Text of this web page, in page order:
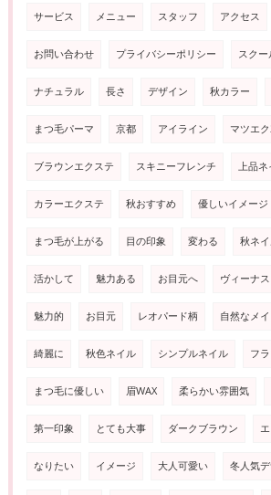
サービス メニュー スタッフ アクセス
お問い合わせ プライバシーポリシー スクー
ナチュラル 長さ デザイン 秋カラー
まつ毛パーマ 京都 アイライン マツエ
ブラウンエクステ スキニーフレンチ 上品ネ
カラーエクステ 秋おすすめ 優しいイメージ
まつ毛が上がる 目の印象 変わる 秋ネ
活かして 魅力ある お目元へ ヴィーナ
魅力的 お目元 レオパード柄 自然なメイ
綺麗に 秋色ネイル シンプルネイル フ
まつ毛に優しい 眉WAX 柔らかい雰囲気
第一印象 とても大事 ダークブラウン
なりたい イメージ 大人可愛い 冬人気